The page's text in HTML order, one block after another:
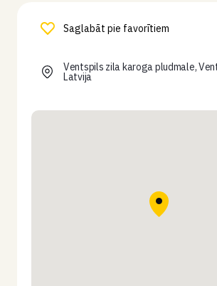
Saglabāt pie favorītiem
Ventspils zila karoga pludmale,
Latvija